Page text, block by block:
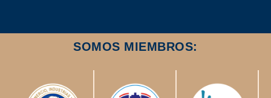
SOMOS MIEMBROS: